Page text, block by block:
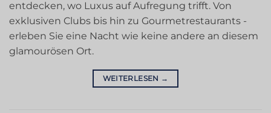
entdecken, wo Luxus auf Aufregung trifft. Von
exklusiven Clubs bis hin zu Gourmetrestaurants -
erleben Sie eine Nacht wie keine andere an diesem
glamourösen Ort.
WEITERLESEN →